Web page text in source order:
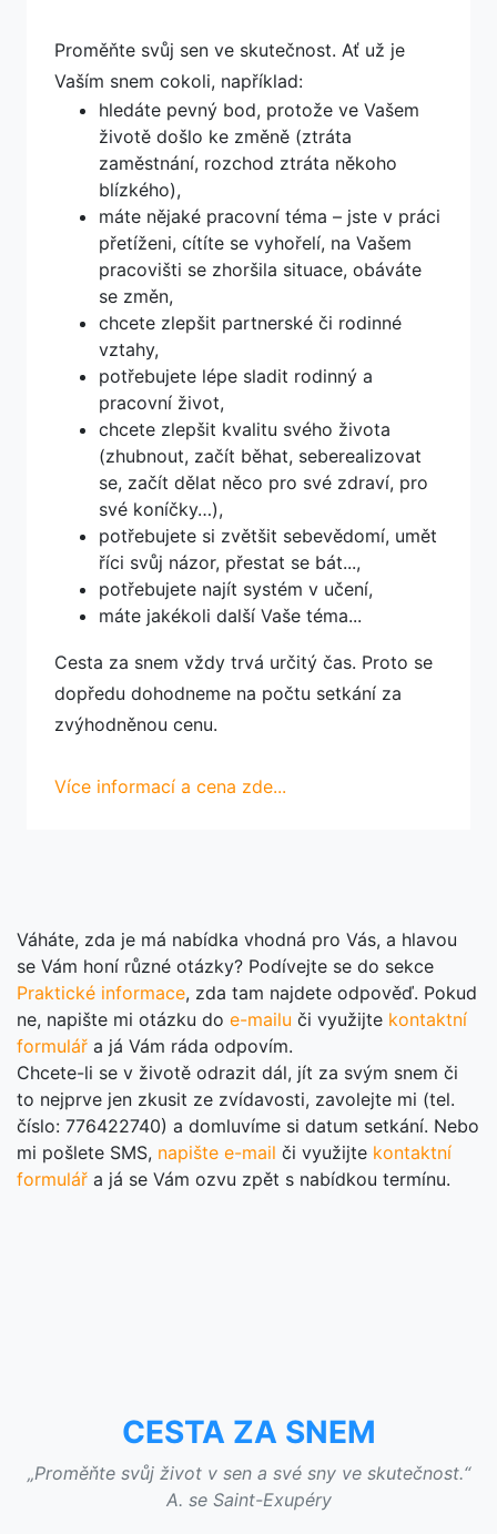
Proměňte svůj sen ve skutečnost. Ať už je
Vaším snem cokoli, například:
hledáte pevný bod, protože ve Vašem
životě došlo ke změně (ztráta
zaměstnání, rozchod ztráta někoho
blízkého),
máte nějaké pracovní téma – jste v práci
přetíženi, cítíte se vyhořelí, na Vašem
pracovišti se zhoršila situace, obáváte
se změn,
chcete zlepšit partnerské či rodinné
vztahy,
potřebujete lépe sladit rodinný a
pracovní život,
chcete zlepšit kvalitu svého života
(zhubnout, začít běhat, seberealizovat
se, začít dělat něco pro své zdraví, pro
své koníčky…),
potřebujete si zvětšit sebevědomí, umět
říci svůj názor, přestat se bát...,
potřebujete najít systém v učení,
máte jakékoli další Vaše téma...
Cesta za snem vždy trvá určitý čas. Proto se
dopředu dohodneme na počtu setkání za
zvýhodněnou cenu.
Více informací a cena zde...
Váháte, zda je má nabídka vhodná pro Vás, a hlavou
se Vám honí různé otázky? Podívejte se do sekce
Praktické informace, zda tam najdete odpověď. Pokud
ne, napište mi otázku do e-mailu či využijte kontaktní
formulář a já Vám ráda odpovím.
Chcete-li se v životě odrazit dál, jít za svým snem či
to nejprve jen zkusit ze zvídavosti, zavolejte mi (tel.
číslo: 776422740) a domluvíme si datum setkání. Nebo
mi pošlete SMS, napište e-mail či využijte kontaktní
formulář a já se Vám ozvu zpět s nabídkou termínu.
CESTA ZA SNEM
„Proměňte svůj život v sen a své sny ve skutečnost.“
A. se Saint-Exupéry